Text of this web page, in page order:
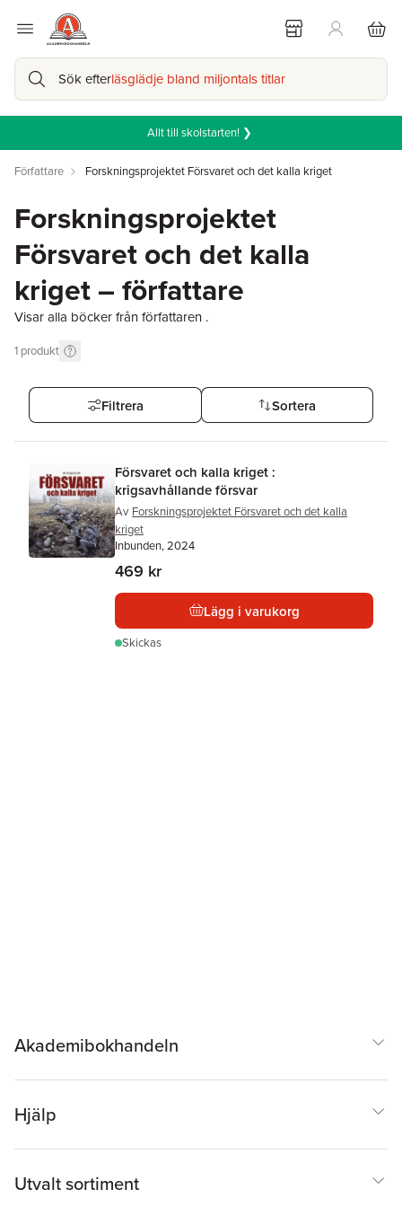
Sök efterläsglädje bland miljontals titlar
Allt till skolstarten! ❯
Författare Forskningsprojektet Försvaret och det kalla kriget
Forskningsprojektet
Försvaret och det kalla
kriget – författare
Visar alla böcker från författaren .
1 produkt
Filtrera Sortera
Försvaret och kalla kriget :
krigsavhållande försvar
Av Forskningsprojektet Försvaret och det kalla
kriget
Inbunden, 2024
469 kr
Lägg i varukorg
Skickas
Akademibokhandeln
Hjälp
Utvalt sortiment